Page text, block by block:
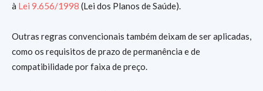
à Lei 9.656/1998 (Lei dos Planos de Saúde).
Outras regras convencionais também deixam de ser aplicadas,
como os requisitos de prazo de permanência e de
compatibilidade por faixa de preço.